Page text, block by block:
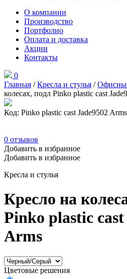
О компании
Производство
Портфолио
Оплата и доставка
Акции
Контакты
0
Главная /Кресла и стулья /
колесах, подл Pinko plastic cast
Код: Pinko plastic cast Jade9502 Arms
0 отзывов
Добавить в избранное
Добавить в избранное
Кресла и стулья
Кресло на
Pinko plastic cast
Arms
Цветовые решения